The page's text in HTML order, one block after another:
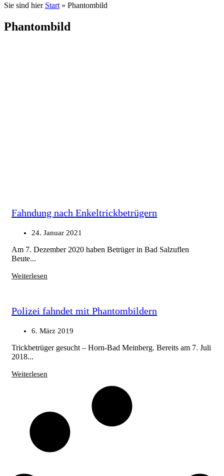
Sie sind hier Start » Phantombild
Phantombild
Fahndung nach Enkeltrickbetrügern
24. Januar 2021
Am 7. Dezember 2020 haben Betrüger in Bad Salzuflen
Beute...
Weiterlesen
Polizei fahndet mit Phantombildern
6. März 2019
Trickbetrüger gesucht – Horn-Bad Meinberg. Bereits am 7. Juli
2018...
Weiterlesen